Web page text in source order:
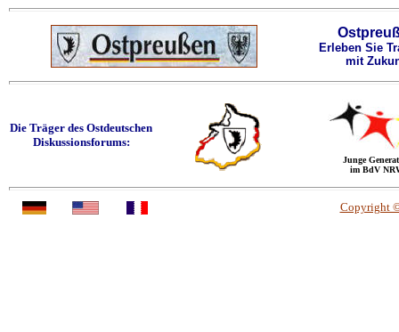
Erleben Sie
mit
Die Träger des Ostdeutschen
Diskussionsforums:
Junge
im BdV
Copyright